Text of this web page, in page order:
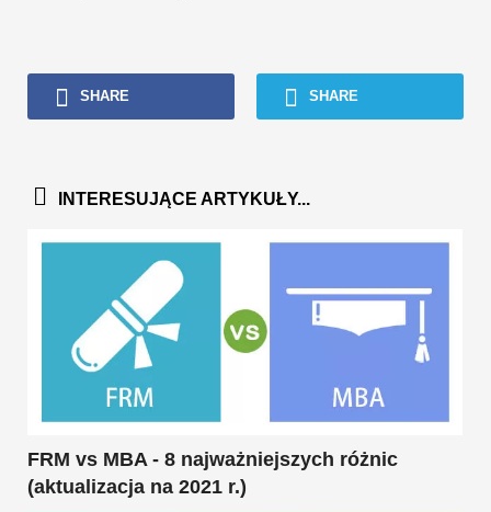
SHARE SHARE
INTERESUJĄCE ARTYKUŁY...
FRM vs MBA - 8 najważniejszych różnic
(aktualizacja na 2021 r.)